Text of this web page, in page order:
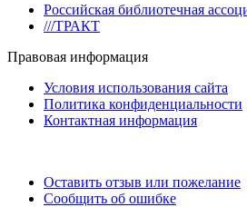
Российская библиотечная
///ТРАКТ
Правовая информация
Условия использования сайта
Политика конфиденциальности
Контактная информация
Оставить отзыв или пожелание
Сообщить об ошибке